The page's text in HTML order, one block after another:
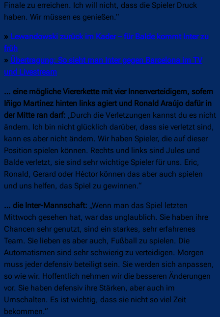
Finale zu erreichen. Ich will nicht, dass die Spieler Druck
haben. Wir müssen es genießen.“
» Lewandowski zurück im Kader – für Balde kommt Inter zu
früh
» Übertragung: So sieht man Inter gegen Barcelona im TV
und Livestream
… eine mögliche Viererkette mit vier Innenverteidigern, sofern
Iñigo Martínez hinten links agiert und Ronald Araújo dafür in
der Mitte ran darf: „Durch die Verletzungen kannst du es nicht
ändern. Ich bin nicht glücklich darüber, dass sie verletzt sind,
kann es aber nicht ändern. Wir haben Spieler, die auf dieser
Position spielen können. Rechts und links sind Jules und
Balde verletzt, sie sind sehr wichtige Spieler für uns. Eric,
Ronald, Gerard oder Héctor können das aber auch spielen
und uns helfen, das Spiel zu gewinnen.“
… die Inter-Mannschaft: „Wenn man das Spiel letzten
Mittwoch gesehen hat, war das unglaublich. Sie haben ihre
Chancen sehr genutzt, sind ein starkes, sehr erfahrenes
Team. Sie lieben es aber auch, Fußball zu spielen. Die
Automatismen sind sehr schwierig zu verteidigen. Morgen
muss jeder defensiv beteiligt sein. Sie werden sich anpassen,
so wie wir. Hoffentlich nehmen wir die besseren Änderungen
vor. Sie haben defensiv ihre Stärken, aber auch im
Umschalten. Es ist wichtig, dass sie nicht so viel Zeit
bekommen.“